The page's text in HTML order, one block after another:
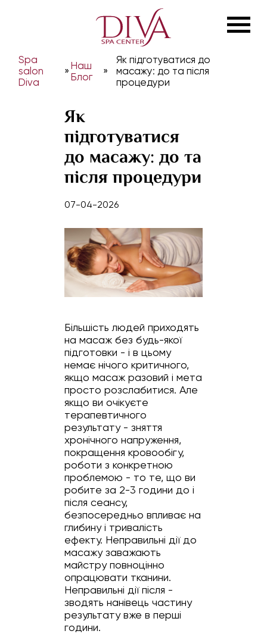
Spa
salon
Diva
» Наш
Блог
»
Як підготуватися до
масажу: до та після
процедури
Як
підготуватися
до масажу: до та
після процедури
07-04-2026
Більшість людей приходять
на масаж без будь-якої
підготовки - і в цьому
немає нічого критичного,
якщо масаж разовий і мета
просто розслабитися. Але
якщо ви очікуєте
терапевтичного
результату - зняття
хронічного напруження,
покращення кровообігу,
роботи з конкретною
проблемою - то те, що ви
робите за 2-3 години до і
після сеансу,
безпосередньо впливає на
глибину і тривалість
ефекту. Неправильні дії до
масажу заважають
майстру повноцінно
опрацювати тканини.
Неправильні дії після -
зводять нанівець частину
результату вже в перші
години.